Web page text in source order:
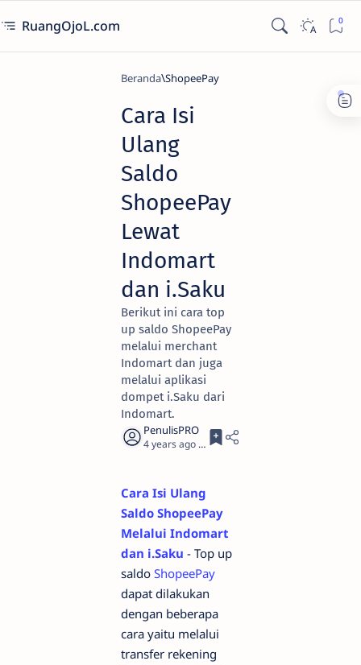
RuangOjoL.com
Beranda ShopeePay
Cara Isi
Ulang
Saldo
ShopeePay
Lewat
Indomart
dan i.Saku
Berikut ini cara top
up saldo ShopeePay
melalui merchant
Indomart dan juga
melalui aplikasi
dompet i.Saku dari
Indomart.
4 years ago 3
Cara Isi Ulang
Saldo ShopeePay
Melalui Indomart
dan i.Saku - Top up
saldo ShopeePay
dapat dilakukan
dengan beberapa
cara yaitu melalui
transfer rekening